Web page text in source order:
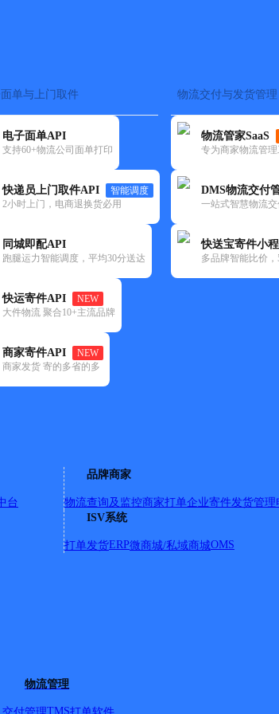
单与上门取件
电子面单API
支持60+物流公司面单打印
快递员上门取件API
智能调度
2小时上门，电商退换货必用
同城即配API
跑腿运力智能调度，平均30分送达
快运寄件API
NEW
大件物流 聚合10+主流品牌
商家寄件API
NEW
商家发货 寄的多省的多
物流交付与发货管理
物流管家SaaS
专为商家物流管理
DMS物流交付
一站式智慧物流
快送宝寄件小
多品牌智能比价
台
品牌商家
物流查询及监控商家打单企业寄件发货管理
ISV系统
打单发货ERP微商城/私域商城OMS
物流管理
TMS
NEW
物流园
丰大苑7幢1单元1层101室